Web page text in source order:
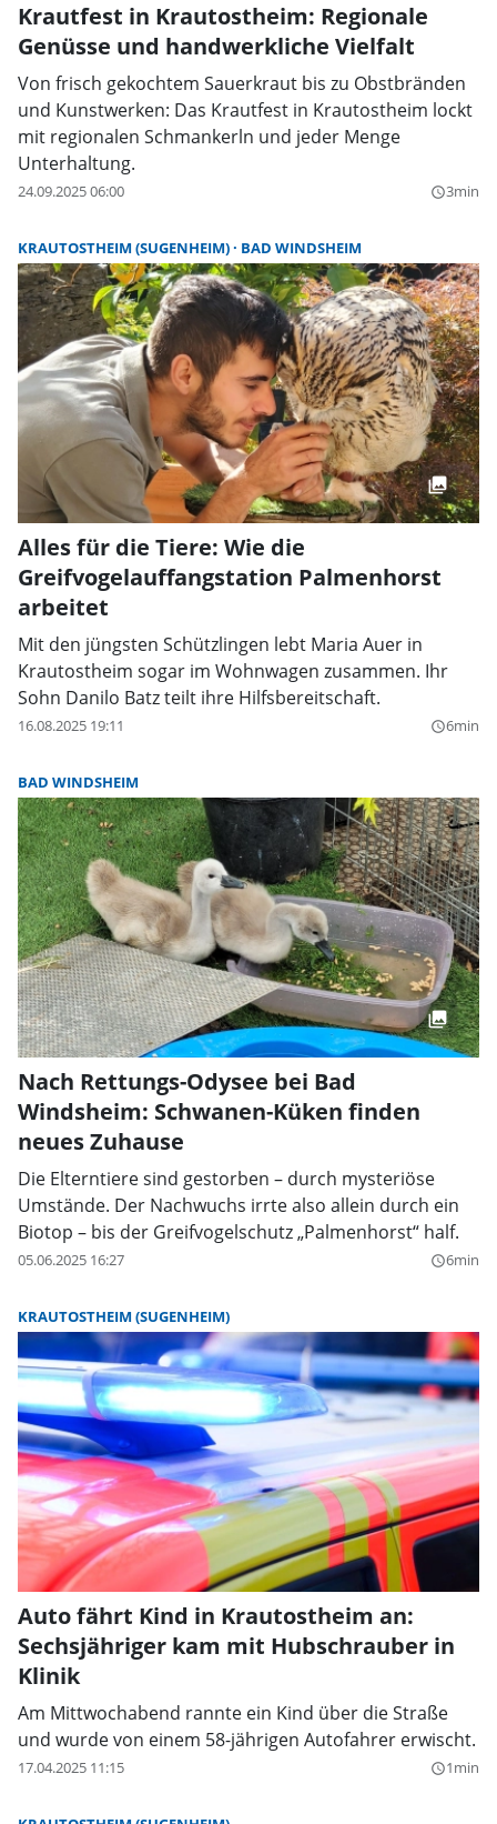
Krautfest in Krautostheim: Regionale
Genüsse und handwerkliche Vielfalt
Von frisch gekochtem Sauerkraut bis zu Obstbränden
und Kunstwerken: Das Krautfest in Krautostheim lockt
mit regionalen Schmankerln und jeder Menge
Unterhaltung.
24.09.2025 06:00 query_builder3min
KRAUTOSTHEIM (SUGENHEIM) BAD WINDSHEIM
Alles für die Tiere: Wie die
Greifvogelauffangstation Palmenhorst
arbeitet
Mit den jüngsten Schützlingen lebt Maria Auer in
Krautostheim sogar im Wohnwagen zusammen. Ihr
Sohn Danilo Batz teilt ihre Hilfsbereitschaft.
16.08.2025 19:11 query_builder6min
BAD WINDSHEIM
Nach Rettungs-Odysee bei Bad
Windsheim: Schwanen-Küken finden
neues Zuhause
Die Elterntiere sind gestorben – durch mysteriöse
Umstände. Der Nachwuchs irrte also allein durch ein
Biotop – bis der Greifvogelschutz „Palmenhorst“ half.
05.06.2025 16:27 query_builder6min
KRAUTOSTHEIM (SUGENHEIM)
Auto fährt Kind in Krautostheim an:
Sechsjähriger kam mit Hubschrauber in
Klinik
Am Mittwochabend rannte ein Kind über die Straße
und wurde von einem 58-jährigen Autofahrer erwischt.
17.04.2025 11:15 query_builder1min